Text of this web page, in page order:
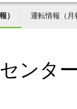
） 運転情報（月
ンタ